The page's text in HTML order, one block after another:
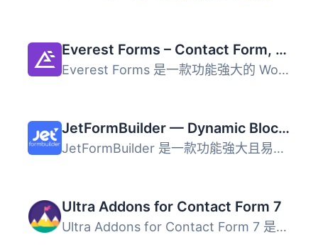
Everest Forms – Contact Form, Payment Form, Quiz, Survey & Custom Form Builder with AI
Everest Forms 是一款功能強大的 WordPress 外掛，提供拖放式...
JetFormBuilder — Dynamic Blocks Form Builder
JetFormBuilder 是一款功能強大且易於使用的表單建構外掛，讓...
Ultra Addons for Contact Form 7
Ultra Addons for Contact Form 7 是一款增強 Contact Form 7...